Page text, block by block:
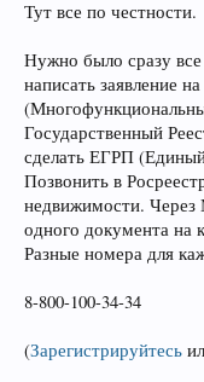
Тут все по честности.
Нужно было сразу
написать заявление
Государственный
сделать ЕГРП
Позвонить в
недвижимости.
одного документа на
Разные номера для
8-800-100-34-34
(Зарегистрируйтесь